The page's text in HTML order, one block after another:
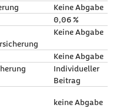
Keine Abgabe
0,06 %
Keine Abgabe
Keine Abgabe
Individueller
Beitrag
keine Abgabe